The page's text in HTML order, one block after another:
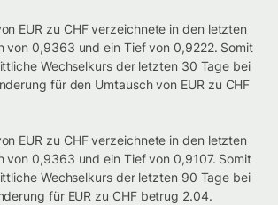
EUR zu CHF verzeichnete in den letzten
von 0,9363 und ein Tief von 0,9222. Somit
Wechselkurs der letzten 30 Tage bei
für den Umtausch von EUR zu CHF
EUR zu CHF verzeichnete in den letzten
von 0,9363 und ein Tief von 0,9107. Somit
Wechselkurs der letzten 90 Tage bei
für EUR zu CHF betrug 2.04.